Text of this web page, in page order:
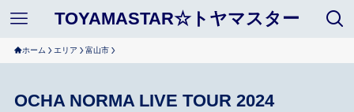
TOYAMASTAR☆トヤマスター
ホーム エリア 富山市
OCHA NORMA LIVE TOUR 2024